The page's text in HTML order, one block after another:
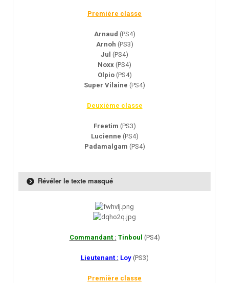
Première classe
Arnaud (PS4)
Arnoh (PS3)
Jul (PS4)
Noxx (PS4)
Olpio (PS4)
Super Vilaine (PS4)
Deuxième classe
Freetim (PS3)
Lucienne (PS4)
Padamalgam (PS4)
Révéler le texte masqué
Commandant : Tinboul (PS4)
Lieutenant : Loy (PS3)
Première classe